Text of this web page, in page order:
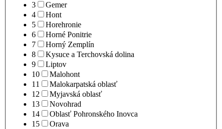
3
Gemer
4
Hont
5
Horehronie
6
Horné Ponitrie
7
Horný Zemplín
8
Kysuce a Terchovská dolina
9
Liptov
10
Malohont
11
Malokarpatská oblasť
12
Myjavská oblasť
13
Novohrad
14
Oblasť Pohronského Inovca
15
Orava